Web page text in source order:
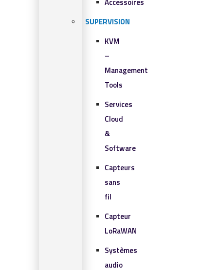
SUPERVISION
KVM
–
Management
Tools
Services
Cloud
&
Software
Capteurs
sans
fil
Capteur
LoRaWAN
Systèmes
audio